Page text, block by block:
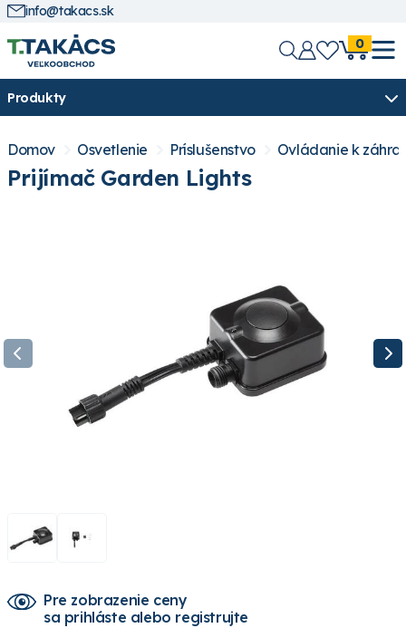
info@takacs.sk
0
Produkty
Domov Osvetlenie Príslušenstvo Ovládanie k
Prijímač Garden Lights
Pre zobrazenie ceny
sa prihláste alebo registrujte